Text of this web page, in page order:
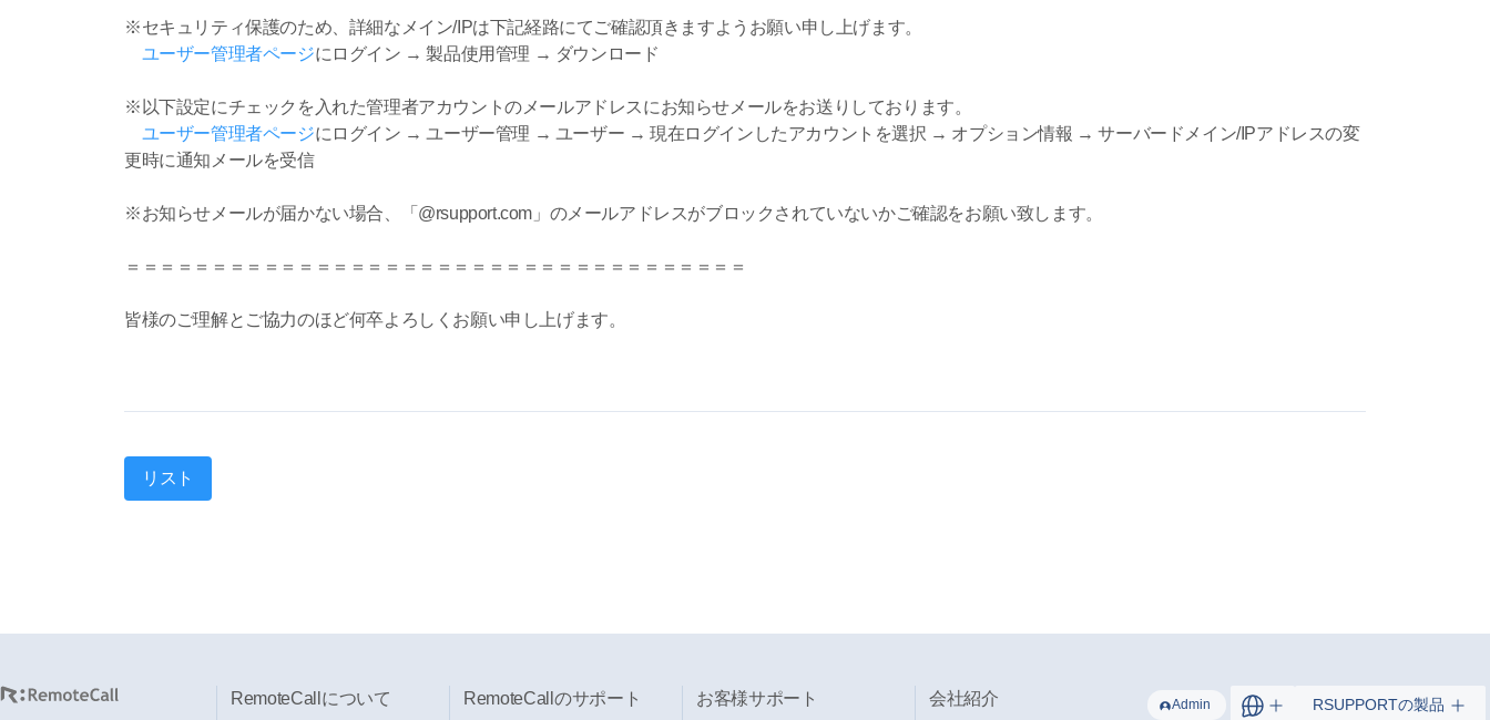
※セキュリティ保護のため、詳細なメイン/IPは下記経路にてご確認頂きますようお願い申し上げます。
ユーザー管理者ページにログイン → 製品使用管理 → ダウンロード
※以下設定にチェックを入れた管理者アカウントのメールアドレスにお知らせメールをお送りしております。
ユーザー管理者ページにログイン → ユーザー管理 → ユーザー → 現在ログインしたアカウントを選択 → オプション情報 → サーバードメイン/IPアドレスの変
更時に通知メールを受信
※お知らせメールが届かない場合、「@rsupport.com」のメールアドレスがブロックされていないかご確認をお願い致します。
＝＝＝＝＝＝＝＝＝＝＝＝＝＝＝＝＝＝＝＝＝＝＝＝＝＝＝＝＝＝＝＝＝＝＝＝
皆様のご理解とご協力のほど何卒よろしくお願い申し上げます。
リスト
RemoteCallについて RemoteCallのサポート お客様サポート 会社紹介 Admin RSUPPORTの製品